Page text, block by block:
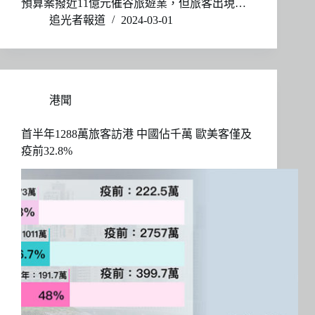
預算案撥近11億元催谷旅遊業，但旅客出現…
追光者報道
2024-03-01
港聞
首半年1288萬旅客訪港 中國佔千萬 歐美客僅及
疫前32.8%